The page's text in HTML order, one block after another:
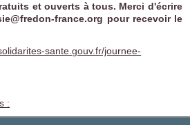
et ouverts à tous. Merci d'écrire
france.org pour recevoir le
sante.gouv.fr/journee-
: